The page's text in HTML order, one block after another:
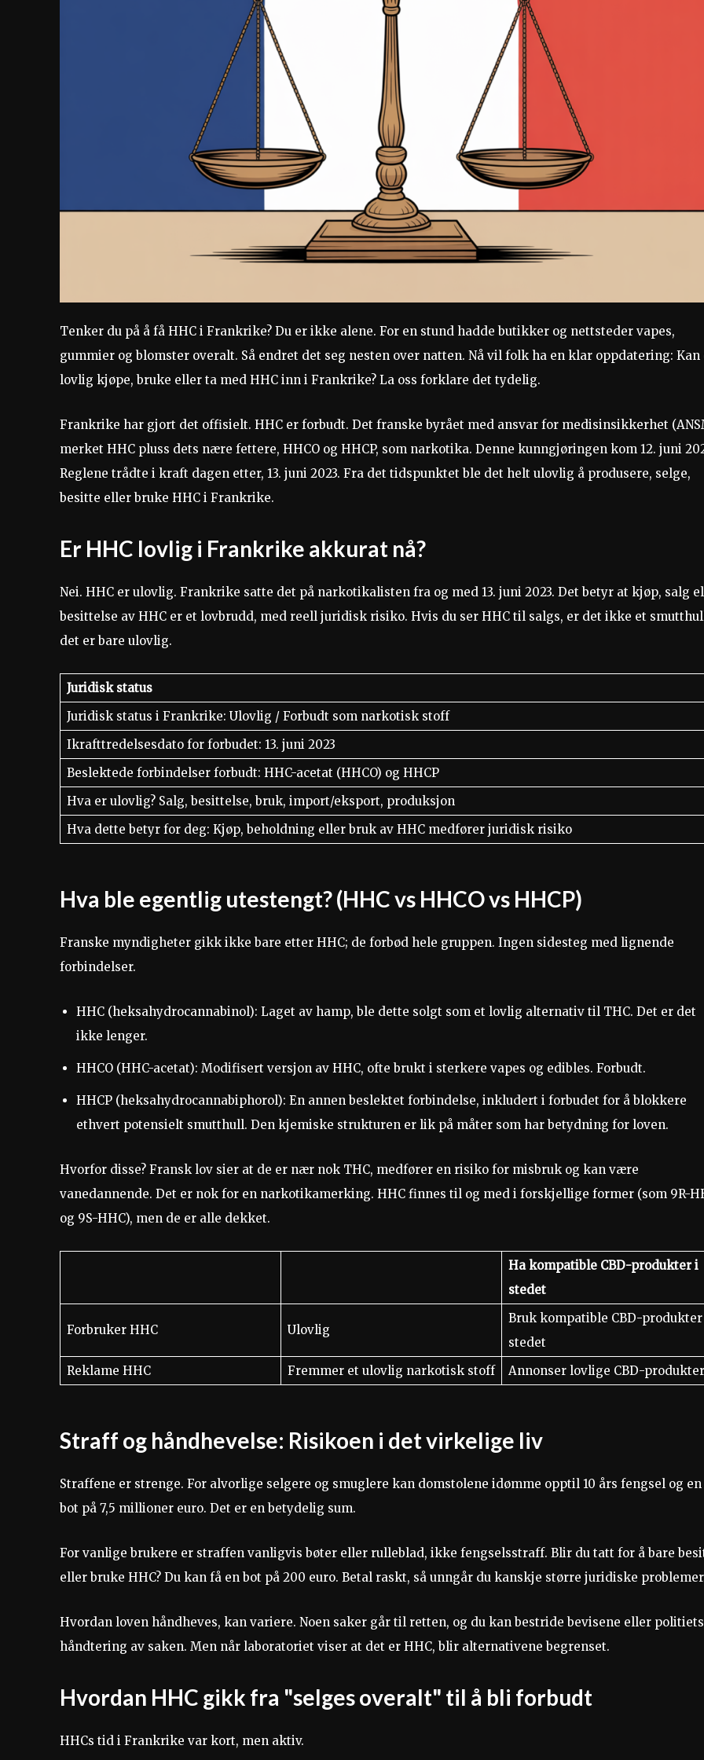
Tenker du på å få HHC i Frankrike? Du er ikke alene. For en stund hadde butikker og nettsteder vapes,
gummier og blomster overalt. Så endret det seg nesten over natten. Nå vil folk ha en klar oppdatering: Kan
lovlig kjøpe, bruke eller ta med HHC inn i Frankrike? La oss forklare det tydelig.
Frankrike har gjort det offisielt. HHC er forbudt. Det franske byrået med ansvar for medisinsikkerhet
merket HHC pluss dets nære fettere, HHCO og HHCP, som narkotika. Denne kunngjøringen kom 12. juni
Reglene trådte i kraft dagen etter, 13. juni 2023. Fra det tidspunktet ble det helt ulovlig å produsere, selge,
besitte eller bruke HHC i Frankrike.
Er HHC lovlig i Frankrike akkurat nå?
Nei. HHC er ulovlig. Frankrike satte det på narkotikalisten fra og med 13. juni 2023. Det betyr at kjøp, salg
besittelse av HHC er et lovbrudd, med reell juridisk risiko. Hvis du ser HHC til salgs, er det ikke et
det er bare ulovlig.
Juridisk status
Juridisk status i Frankrike: Ulovlig / Forbudt som narkotisk stoff
Ikrafttredelsesdato for forbudet: 13. juni 2023
Beslektede forbindelser forbudt: HHC-acetat (HHCO) og HHCP
Hva er ulovlig? Salg, besittelse, bruk, import/eksport, produksjon
Hva dette betyr for deg: Kjøp, beholdning eller bruk av HHC medfører juridisk risiko
Hva ble egentlig utestengt? (HHC vs HHCO vs HHCP)
Franske myndigheter gikk ikke bare etter HHC; de forbød hele gruppen. Ingen sidesteg med lignende
forbindelser.
HHC (heksahydrocannabinol): Laget av hamp, ble dette solgt som et lovlig alternativ til THC. Det er det
ikke lenger.
HHCO (HHC-acetat): Modifisert versjon av HHC, ofte brukt i sterkere vapes og edibles. Forbudt.
HHCP (heksahydrocannabiphorol): En annen beslektet forbindelse, inkludert i forbudet for å blokkere
ethvert potensielt smutthull. Den kjemiske strukturen er lik på måter som har betydning for loven.
Hvorfor disse? Fransk lov sier at de er nær nok THC, medfører en risiko for misbruk og kan være
vanedannende. Det er nok for en narkotikamerking. HHC finnes til og med i forskjellige former (som 9R-
og 9S-HHC), men de er alle dekket.
Ha kompatible CBD-produkter i
stedet
Forbruker HHC Ulovlig
Bruk kompatible CBD-
stedet
Reklame HHC
Fremmer et ulovlig narkotisk stoff Annonser lovlige CBD-produkter
Straff og håndhevelse: Risikoen i det virkelige liv
Straffene er strenge. For alvorlige selgere og smuglere kan domstolene idømme opptil 10 års fengsel og en
bot på 7,5 millioner euro. Det er en betydelig sum.
For vanlige brukere er straffen vanligvis bøter eller rulleblad, ikke fengselsstraff. Blir du tatt for å bare
eller bruke HHC? Du kan få en bot på 200 euro. Betal raskt, så unngår du kanskje større juridiske
Hvordan loven håndheves, kan variere. Noen saker går til retten, og du kan bestride bevisene eller politiets
håndtering av saken. Men når laboratoriet viser at det er HHC, blir alternativene begrenset.
Hvordan HHC gikk fra "selges overalt" til å bli forbudt
HHCs tid i Frankrike var kort, men aktiv.